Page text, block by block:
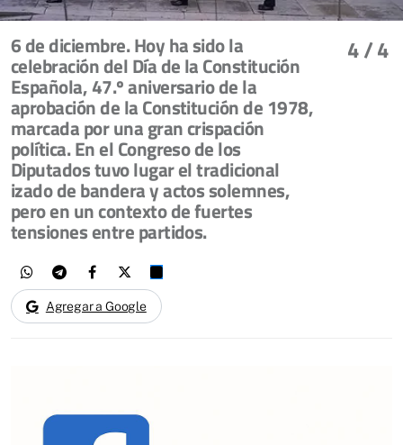
4/ 4
6 de diciembre. Hoy ha sido la
celebración del Día de la Constitución
Española, 47.º aniversario de la
aprobación de la Constitución de 1978,
marcada por una gran crispación
política. En el Congreso de los
Diputados tuvo lugar el tradicional
izado de bandera y actos solemnes,
pero en un contexto de fuertes
tensiones entre partidos.
Agregar a Google